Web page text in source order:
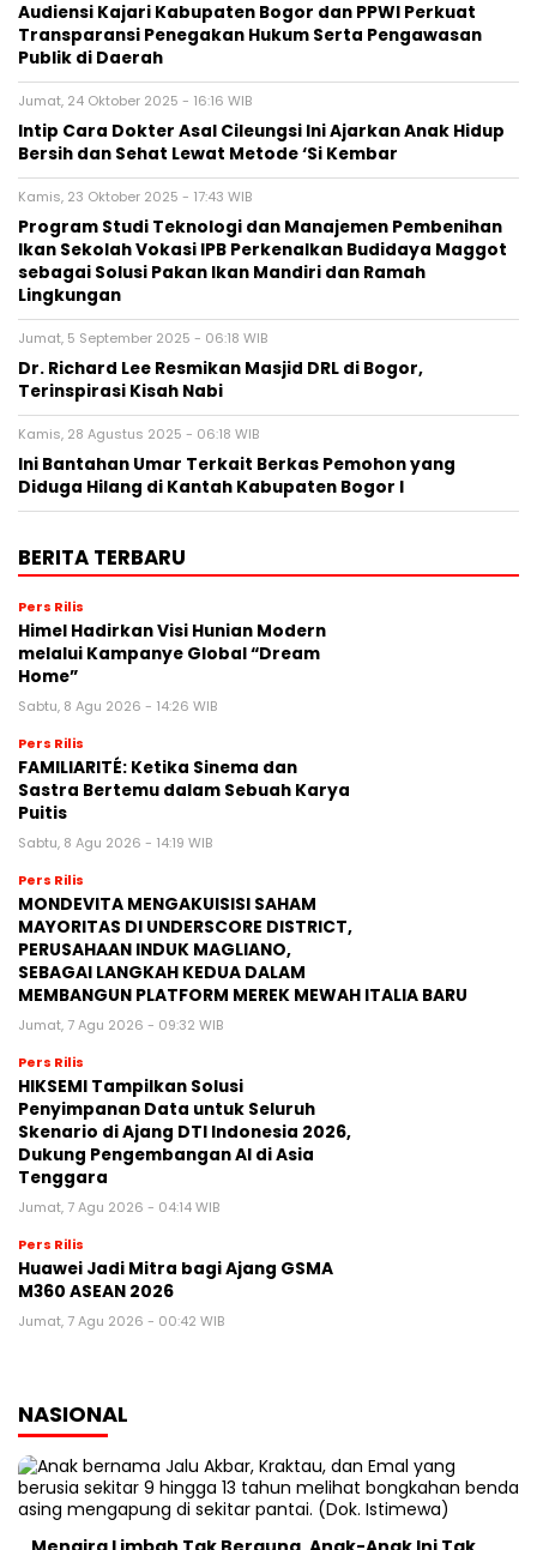
Audiensi Kajari Kabupaten Bogor dan PPWI Perkuat
Transparansi Penegakan Hukum Serta Pengawasan
Publik di Daerah
Jumat, 24 Oktober 2025 - 16:16 WIB
Intip Cara Dokter Asal Cileungsi Ini Ajarkan Anak Hidup
Bersih dan Sehat Lewat Metode ‘Si Kembar
Kamis, 23 Oktober 2025 - 17:43 WIB
Program Studi Teknologi dan Manajemen Pembenihan
Ikan Sekolah Vokasi IPB Perkenalkan Budidaya Maggot
sebagai Solusi Pakan Ikan Mandiri dan Ramah
Lingkungan
Jumat, 5 September 2025 - 06:18 WIB
Dr. Richard Lee Resmikan Masjid DRL di Bogor,
Terinspirasi Kisah Nabi
Kamis, 28 Agustus 2025 - 06:18 WIB
Ini Bantahan Umar Terkait Berkas Pemohon yang
Diduga Hilang di Kantah Kabupaten Bogor I
BERITA TERBARU
Pers Rilis
Himel Hadirkan Visi Hunian Modern
melalui Kampanye Global “Dream
Home”
Sabtu, 8 Agu 2026 - 14:26 WIB
Pers Rilis
FAMILIARITÉ: Ketika Sinema dan
Sastra Bertemu dalam Sebuah Karya
Puitis
Sabtu, 8 Agu 2026 - 14:19 WIB
Pers Rilis
MONDEVITA MENGAKUISISI SAHAM
MAYORITAS DI UNDERSCORE DISTRICT,
PERUSAHAAN INDUK MAGLIANO,
SEBAGAI LANGKAH KEDUA DALAM
MEMBANGUN PLATFORM MEREK MEWAH ITALIA BARU
Jumat, 7 Agu 2026 - 09:32 WIB
Pers Rilis
HIKSEMI Tampilkan Solusi
Penyimpanan Data untuk Seluruh
Skenario di Ajang DTI Indonesia 2026,
Dukung Pengembangan AI di Asia
Tenggara
Jumat, 7 Agu 2026 - 04:14 WIB
Pers Rilis
Huawei Jadi Mitra bagi Ajang GSMA
M360 ASEAN 2026
Jumat, 7 Agu 2026 - 00:42 WIB
NASIONAL